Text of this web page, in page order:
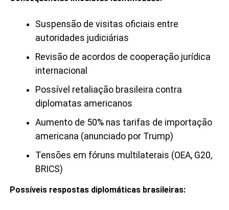
Suspensão de visitas oficiais entre
autoridades judiciárias
Revisão de acordos de cooperação jurídica
internacional
Possível retaliação brasileira contra
diplomatas americanos
Aumento de 50% nas tarifas de importação
americana (anunciado por Trump)
Tensões em fóruns multilaterais (OEA, G20,
BRICS)
Possíveis respostas diplomáticas brasileiras: